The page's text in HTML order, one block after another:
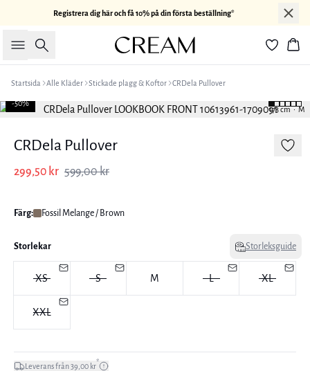
Registrera dig här och få 10% på din första beställning*
Sök
Startsida Alle Kläder Stickade plagg & Koftor CRDela Pullover
173 cm • M
-50%
CRDela Pullover
299,50 kr 599,00 kr
Färg: Fossil Melange / Brown
Storlekar Storleksguide
XS S M L XL
XXL
Leverans från 39,00 kr*